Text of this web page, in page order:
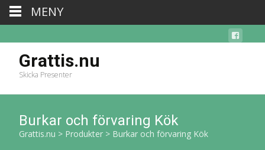
Grattis.nu
Skicka Presenter
Burkar och förvaring Kök
Grattis.nu > Produkter > Burkar och förvaring Kök
MENY